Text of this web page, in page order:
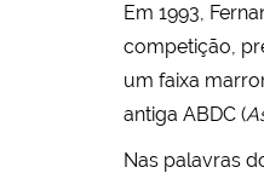
Em 1993,
competição,
um faixa
antiga ABDC (
Nas palavras